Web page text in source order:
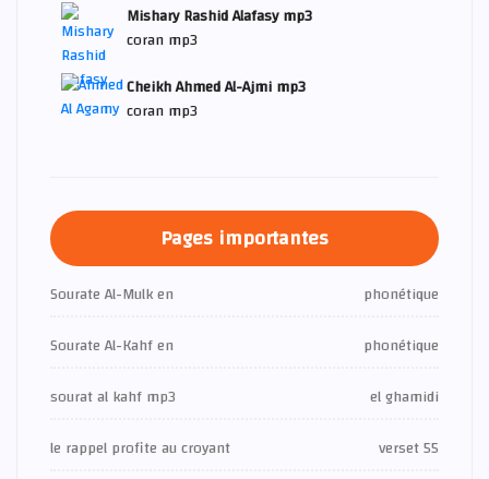
Mishary Rashid Alafasy mp3
coran mp3
Cheikh Ahmed Al-Ajmi mp3
coran mp3
Pages importantes
Sourate Al-Mulk en
phonétique
Sourate Al-Kahf en
phonétique
sourat al kahf mp3
el ghamidi
le rappel profite au croyant
verset 55